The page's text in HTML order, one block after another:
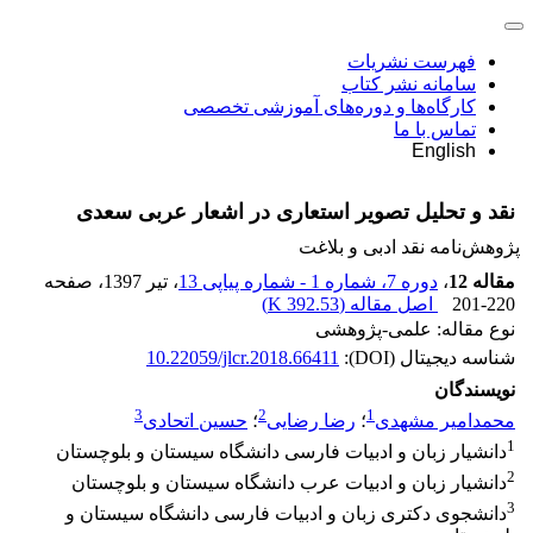
فهرست نشریات
سامانه نشر کتاب
کارگاه‌ها و دوره‌های آموزشی تخصصی
تماس با ما
English
نقد و تحلیل تصویر استعاری در اشعار عربی سعدی
پژوهش‌نامه نقد ادبی و بلاغت
مقاله 12
، دوره 7، شماره 1 - شماره پیاپی 13 ، تیر 1397
، صفحه
201-220
اصل مقاله (392.53 K
)
نوع مقاله: علمی-پژوهشی
شناسه دیجیتال (DOI):
10.22059/jlcr.2018.66411
نویسندگان
محمدامیر مشهدی1؛ رضا رضایی2؛ حسین اتحادی3
1دانشیار زبان و ادبیات فارسی دانشگاه سیستان و بلوچستان
2دانشیار زبان و ادبیات عرب دانشگاه سیستان و بلوچستان
3دانشجوی دکتری زبان و ادبیات فارسی دانشگاه سیستان و